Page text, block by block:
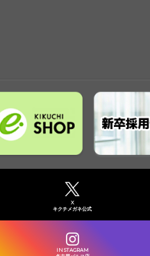
X
キクチメガネ公式
INSTAGRAM